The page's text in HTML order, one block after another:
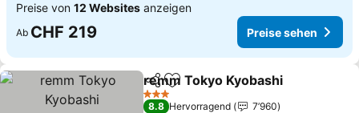
Preise von 12 Websites anzeigen
Ab CHF 219 Preise sehen
TeilenZu Favoriten hinzufügen
remm Tokyo Kyobashi
3 Sterne
8.8 Hervorragend
7’960